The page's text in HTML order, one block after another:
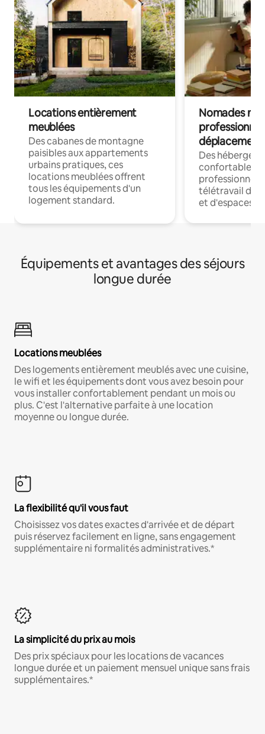
Locations entièrement
meublées
Des cabanes de montagne
paisibles aux appartements
urbains pratiques, ces
locations meublées offrent
tous les équipements d'un
logement standard.
Nomades
déplacement
Des
confortables
professionnels
télétravail
et d'espaces
Équipements et avantages des séjours
longue durée
Locations meublées
Des logements entièrement meublés avec une cuisine,
le wifi et les équipements dont vous avez besoin pour
vous installer confortablement pendant un mois ou
plus. C'est l'alternative parfaite à une location
moyenne ou longue durée.
La flexibilité qu'il vous faut
Choisissez vos dates exactes d'arrivée et de départ
puis réservez facilement en ligne, sans engagement
supplémentaire ni formalités administratives.*
La simplicité du prix au mois
Des prix spéciaux pour les locations de vacances
longue durée et un paiement mensuel unique sans frais
supplémentaires.*